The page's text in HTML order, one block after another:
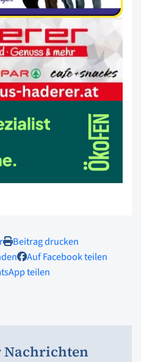
Beitrag drucken
Auf Facebook teilen
teilen
Nachrichten